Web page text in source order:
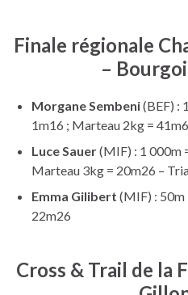
Finale régionale
–
Morgane Sembeni(BEF) :
1m16 ; Marteau 2kg =
Luce Sauer(MIF) : 1 000m
Marteau 3kg = 20m26 –
Emma Gilibert (MIF) : 50m
22m26
Cross & Trail de la